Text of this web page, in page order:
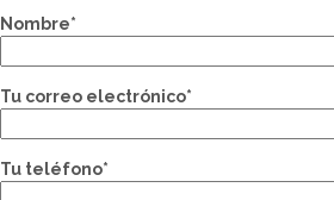
Nombre*
Tu correo electrónico*
Tu teléfono*